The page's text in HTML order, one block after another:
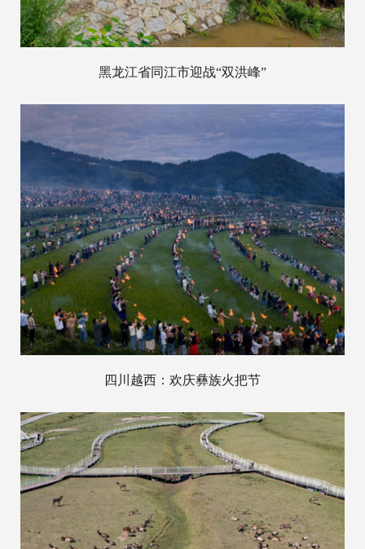
黑龙江省同江市迎战“双洪峰”
四川越西：欢庆彝族火把节